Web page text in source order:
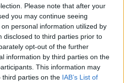
Please note that after your
you may continue seeing
personal information utilized by
disclosed to third parties prior to
opt-out of the further
information by third parties on the
This information may
third parties on the IAB’s List of